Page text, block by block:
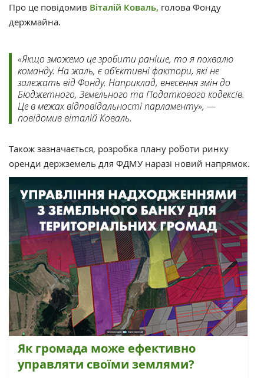
Про це повідомив Віталій Коваль, голова Фонду
держмайна.
«Якщо зможемо це зробити раніше, то я похвалю
команду. На жаль, є об'єктивні фактори, які не
залежать від Фонду. Наприклад, внесення змін до
Бюджетного, Земельного та Податкового кодексів.
Це в межах відповідальності парламенту», —
повідомив віталій Коваль.
Також зазначається, розробка плану роботи ринку
оренди держземель для ФДМУ наразі новий напрямок.
Як громада може ефективно
управляти своїми землями?